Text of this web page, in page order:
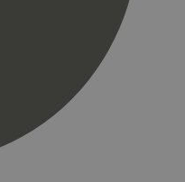
sekunder
.svanemerket.no
svanemerket.no